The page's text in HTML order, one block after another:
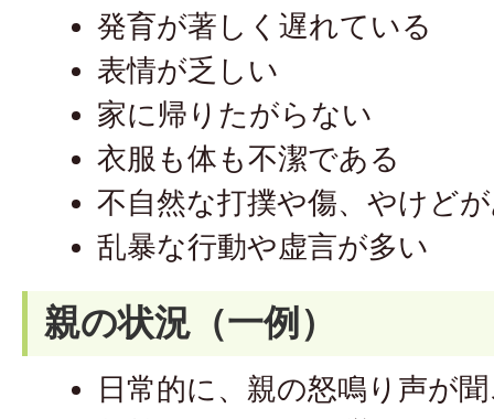
発育が著しく遅れている
表情が乏しい
家に帰りたがらない
衣服も体も不潔である
不自然な打撲や傷、やけど
乱暴な行動や虚言が多い
親の状況（一例）
日常的に、親の怒鳴り声が